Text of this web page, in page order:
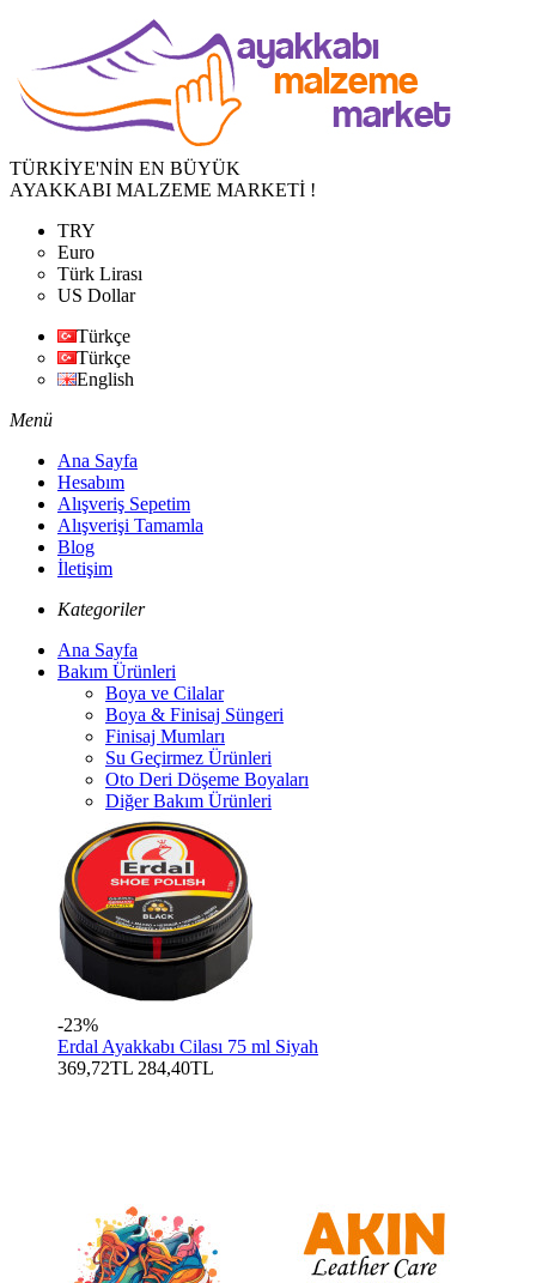
TÜRKİYE'NİN EN BÜYÜK
AYAKKABI MALZEME MARKETİ !
TRY
Euro
Türk Lirası
US Dollar
Türkçe
Türkçe
English
Menü
Ana Sayfa
Hesabım
Alışveriş Sepetim
Alışverişi Tamamla
Blog
İletişim
Kategoriler
Ana Sayfa
Bakım Ürünleri
Boya ve Cilalar
Boya & Finisaj Süngeri
Finisaj Mumları
Su Geçirmez Ürünleri
Oto Deri Döşeme Boyaları
Diğer Bakım Ürünleri
-23%
Erdal Ayakkabı Cilası 75 ml Siyah
369,72TL 284,40TL